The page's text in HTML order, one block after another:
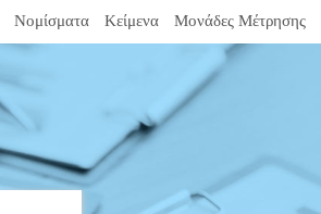
Νομίσματα Κείμενα Μονάδες Μέτρησης